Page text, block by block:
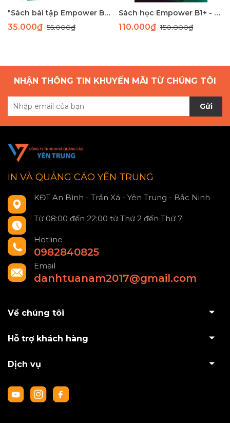
"Sách bài tập Empower B1+ - Tài liệu học tiếng Anh trung cấp Cambridge"
35.000₫ 55.000₫
Sách học Empower B1+ - Giáo trình học tiếng Anh giao tiếp trình độ B1+
110.000₫150.000₫
NHẬN THÔNG TIN KHUYẾN MÃI TỪ CHÚNG TÔI
Gửi
IN VÀ QUẢNG CÁO YÊN TRUNG
KĐT An Bình - Trần Xá - Yên Trung - Bắc Ninh
Từ 08:00 đến 22:00 từ Thứ 2 đến Thứ 7
Hotline
0982840825
Email
danhtuanam2017@gmail.com
Về chúng tôi
Hỗ trợ khách hàng
Dịch vụ